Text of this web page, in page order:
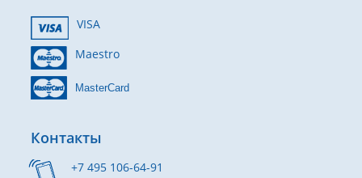
VISA
Maestro
MasterCard
Контакты
+7 495 106-64-91